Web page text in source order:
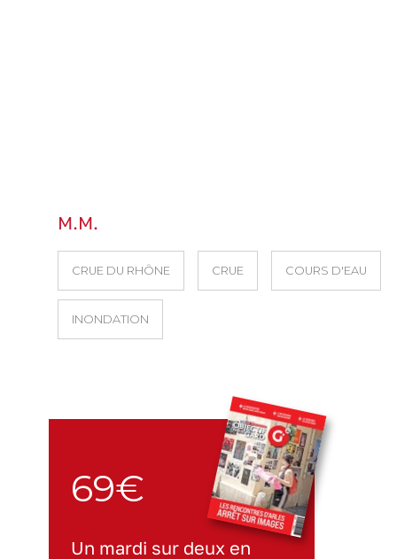
M.M.
CRUE DU RHÔNE CRUE COURS D'EAU
INONDATION
69€
Un mardi sur deux en